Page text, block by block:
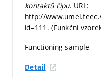
kontaktů čipu. URL:
http://
id=111. (Funkční
Functioning sample
Detail